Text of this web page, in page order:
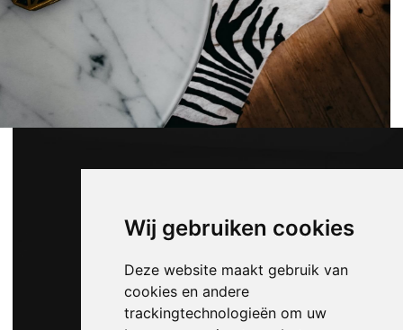
Wij gebruiken cookies
Deze website maakt gebruik van
cookies en andere
trackingtechnologieën om uw